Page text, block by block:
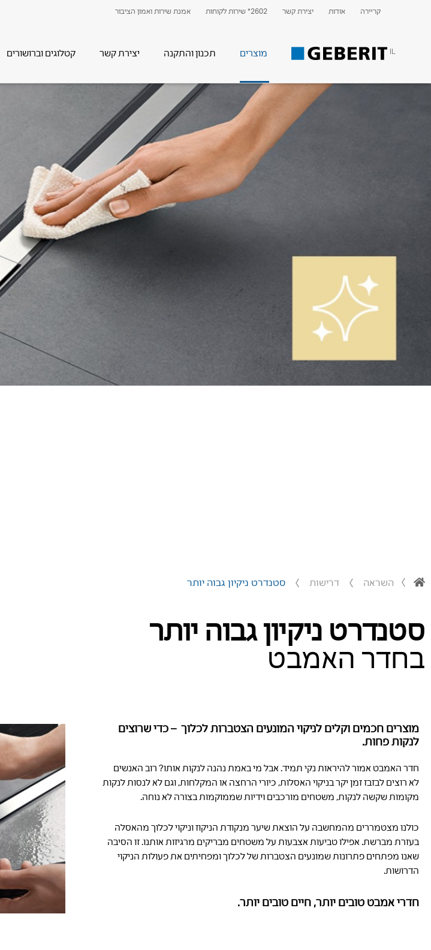
קריירה אודות יצירת קשר 2602* שירות לקוחות אמנת שירות ואמון הציבור
IL מוצרים תכנון והתקנה יצירת קשר קטלוגים וברושורים
השראה דרישות סטנדרט ניקיון גבוה יותר
סטנדרט ניקיון גבוה יותר
בחדר האמבט
מוצרים חכמים וקלים לניקוי המונעים הצטברות לכלוך – כדי שרוצים
לנקות פחות.
חדר האמבט אמור להיראות נקי תמיד. אבל מי באמת נהנה לנקות אותו? רוב האנשים
לא רוצים לבזבז זמן יקר בניקוי האסלות, כיורי הרחצה או המקלחות, וגם לא לנסות לנקות
מקומות שקשה לנקות, משטחים מורכבים וידיות שממוקמות בצורה לא נוחה.
כולנו מצטמררים מהמחשבה על הוצאת שיער מנקודת הניקוז וניקוי לכלוך מהאסלה
בעזרת מברשת. אפילו טביעות אצבעות על משטחים מבריקים מרגיזות אותנו. זו הסיבה
שאנו מפתחים פתרונות שמונעים הצטברות של לכלוך ומפחיתים את פעולות הניקוי
הדרושות.
חדרי אמבט טובים יותר, חיים טובים יותר.